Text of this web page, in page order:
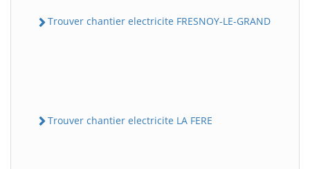
Trouver chantier electricite FRESNOY-LE-GRAND
Trouver chantier electricite LA FERE